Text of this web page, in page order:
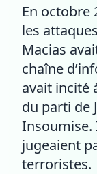
En octobre
les
Macias
chaîne
avait incité
du parti de
Insoumise.
jugeaient
terroristes.